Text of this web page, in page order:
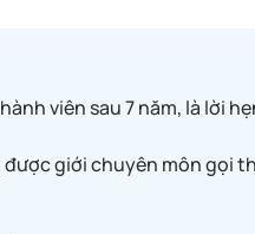
viên sau 7 năm, là lời
giới chuyên môn gọi